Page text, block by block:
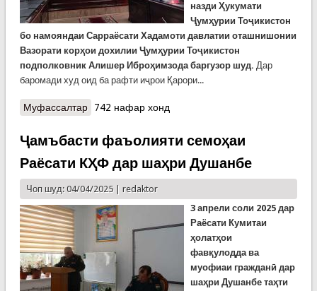
назди Ҳукумати
Ҷумҳурии Тоҷикистон
бо намояндаи Сарраёсати Хадамоти давлатии оташнишонии
Вазорати корҳои дохилии Ҷумҳурии Тоҷикистон
подполковник Алишер Иброҳимзодабаргузор шуд. Дар
баромади худ оид ба рафти иҷрои Қарори...
Муфассалтаро Суҳбат атрофи сӯхтор дар КҲФ
742 нафар хонд
Ҷамъбасти фаъолияти семоҳаи
Раёсати КҲФ дар шаҳри Душанбе
Чоп шуд: 04/04/2025 | redaktor
3 апрели соли 2025 дар
Раёсати Кумитаи
ҳолатҳои
фавқулодда ва
муофиаи гражданӣ дар
шаҳри Душанбе таҳти